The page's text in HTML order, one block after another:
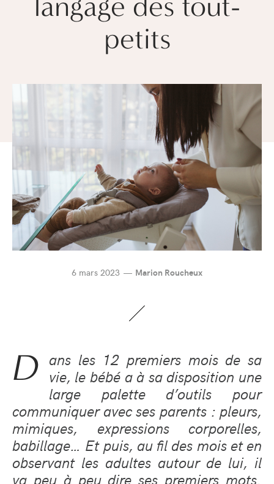
petits
6 mars 2023 Marion Roucheux
D ans les 12 premiers mois de sa
vie, le bébé a à sa disposition une
large palette d’outils pour
communiquer avec ses parents : pleurs,
mimiques, expressions corporelles,
babillage… Et puis, au fil des mois et en
observant les adultes autour de lui, il
va peu à peu dire ses premiers mots.